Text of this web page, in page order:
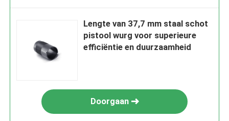
Lengte van 37,7 mm staal schot
pistool wurg voor superieure
efficiëntie en duurzaamheid
Doorgaan